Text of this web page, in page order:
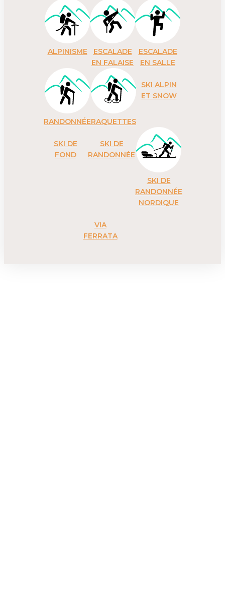
ALPINISME
ESCALADE
EN FALAISE
ESCALADE
EN SALLE
RANDONNÉERAQUETTES
SKI ALPIN
ET SNOW
SKI DE
FOND
SKI DE
RANDONNÉE
SKI DE
RANDONNÉE
NORDIQUE
VIA
FERRATA